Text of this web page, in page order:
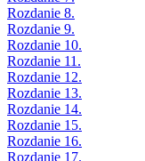
Rozdanie 8.
Rozdanie 9.
Rozdanie 10.
Rozdanie 11.
Rozdanie 12.
Rozdanie 13.
Rozdanie 14.
Rozdanie 15.
Rozdanie 16.
Rozdanie 17.